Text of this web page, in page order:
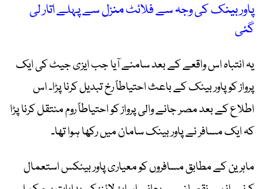
پاور بینک کی وجہ سے فلائٹ منزل سے پہلے اتار لی
گئی
یہ انتباہ اس واقعے کے بعد سامنے آیا جب ایزی جیٹ کی ایک
پرواز کو پاور بینک کے باعث احتیاطاً رخ تبدیل کرنا پڑا۔ اس
اطلاع کے بعد مصر جانے والی پرواز کو احتیاطاً روم منتقل کرنا پڑا
کہ ایک مسافر نے پاور بینک سامان میں رکھا ہوا تھا۔
ماہرین کے مطابق مسافروں کو معیاری پاور بینکس استعمال